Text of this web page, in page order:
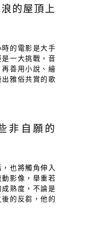
的屋頂上
時的電影是大手
一大挑戰，音
善用小說、繪
雅俗共賞的歌
非自願的
也將觸角伸入
影像，舉重若
熟度，不論是
的反芻，他的